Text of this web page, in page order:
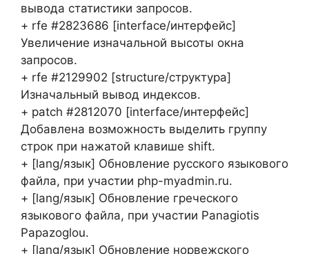
вывода статистики запросов.
+ rfe #2823686 [interface/интерфейс]
Увеличение изначальной высоты окна
запросов.
+ rfe #2129902 [structure/структура]
Изначальный вывод индексов.
+ patch #2812070 [interface/интерфейс]
Добавлена возможность выделить группу
строк при нажатой клавише shift.
+ [lang/язык] Обновление русского языкового
файла, при участии php-myadmin.ru.
+ [lang/язык] Обновление греческого
языкового файла, при участии Panagiotis
Papazoglou.
+ [lang/язык] Обновление норвежского